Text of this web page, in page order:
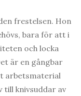
frestelsen. Hon
bara för att i
och locka
är en gångbar
arbetsmaterial
till knivsuddar av